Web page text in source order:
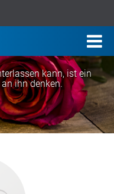
kann, ist ein
ihn denken.